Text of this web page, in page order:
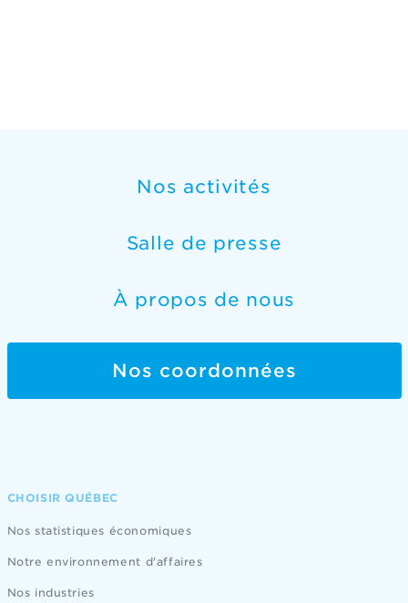
Nos activités
Salle de presse
À propos de nous
Nos coordonnées
CHOISIR QUÉBEC
Nos statistiques économiques
Notre environnement d'affaires
Nos industries